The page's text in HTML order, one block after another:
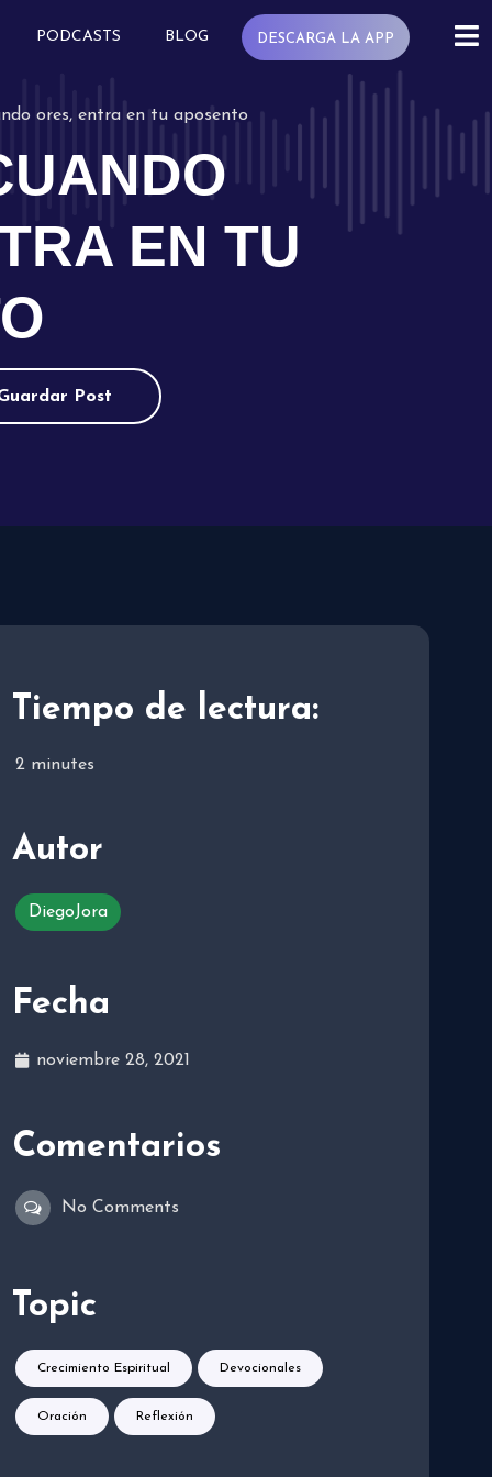
PODCASTS BLOG DESCARGA LA APP
ores, entra en tu aposento
EN TU
Post
Tiempo de lectura:
2 minutes
Autor
DiegoJora
Fecha
noviembre 28, 2021
Comentarios
No Comments
Topic
Crecimiento Espiritual Devocionales
Oración Reflexión